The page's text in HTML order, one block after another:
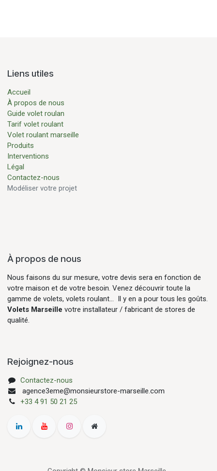
Liens utiles
Accueil
À propos de nous
Guide volet roulan
Tarif volet roulant
Volet roulant marseille
Produits
Interventions
Légal
Contactez-nous
Modéliser votre projet
À propos de nous
Nous faisons du sur mesure, votre devis sera en fonction de
votre maison et de votre besoin. Venez découvrir toute la
gamme de volets, volets roulant... Il y en a pour tous les goûts.
Volets Marseille votre installateur / fabricant de stores de
qualité.
Rejoignez-nous
Contactez-nous
agence3eme@monsieurstore-marseille.com
+33 4 91 50 21 25